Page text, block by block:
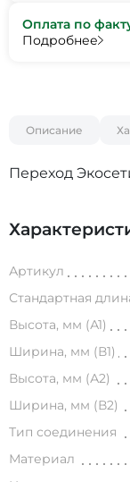
Оплата по
Подробнее
Описание
Переход
Артикул
Стандартная
Высота, мм (А1)
Ширина, мм (В1)
Высота, мм (А2)
Ширина, мм (В2)
Тип соединения
Материал